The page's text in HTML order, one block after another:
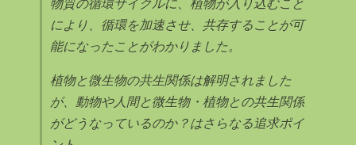
物質の循環サイクルに、植物が入り込むこと
により、循環を加速させ、共存することが可
能になったことがわかりました。
植物と微生物の共生関係は解明されました
が、動物や人間と微生物・植物との共生関係
がどうなっているのか？はさらなる追求ポイ